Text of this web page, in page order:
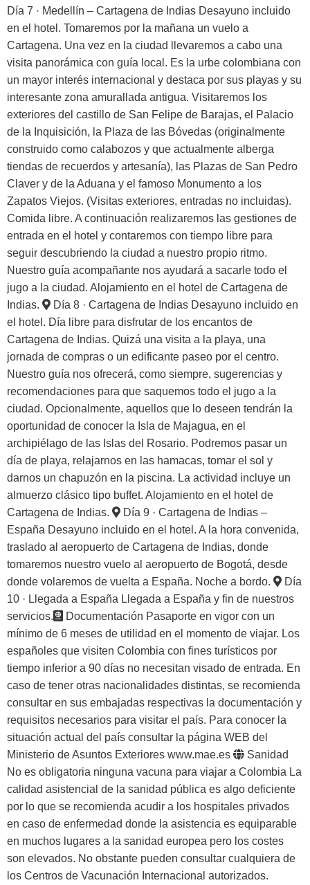
Día 7 · Medellín – Cartagena de Indias Desayuno incluido
en el hotel. Tomaremos por la mañana un vuelo a
Cartagena. Una vez en la ciudad llevaremos a cabo una
visita panorámica con guía local. Es la urbe colombiana con
un mayor interés internacional y destaca por sus playas y su
interesante zona amurallada antigua. Visitaremos los
exteriores del castillo de San Felipe de Barajas, el Palacio
de la Inquisición, la Plaza de las Bóvedas (originalmente
construido como calabozos y que actualmente alberga
tiendas de recuerdos y artesanía), las Plazas de San Pedro
Claver y de la Aduana y el famoso Monumento a los
Zapatos Viejos. (Visitas exteriores, entradas no incluidas).
Comida libre. A continuación realizaremos las gestiones de
entrada en el hotel y contaremos con tiempo libre para
seguir descubriendo la ciudad a nuestro propio ritmo.
Nuestro guía acompañante nos ayudará a sacarle todo el
jugo a la ciudad. Alojamiento en el hotel de Cartagena de
Indias.
Día 8 · Cartagena de Indias Desayuno incluido en
el hotel. Día libre para disfrutar de los encantos de
Cartagena de Indias. Quizá una visita a la playa, una
jornada de compras o un edificante paseo por el centro.
Nuestro guía nos ofrecerá, como siempre, sugerencias y
recomendaciones para que saquemos todo el jugo a la
ciudad. Opcionalmente, aquellos que lo deseen tendrán la
oportunidad de conocer la Isla de Majagua, en el
archipiélago de las Islas del Rosario. Podremos pasar un
día de playa, relajarnos en las hamacas, tomar el sol y
darnos un chapuzón en la piscina. La actividad incluye un
almuerzo clásico tipo buffet. Alojamiento en el hotel de
Cartagena de Indias.
Día 9 · Cartagena de Indias –
España Desayuno incluido en el hotel. A la hora convenida,
traslado al aeropuerto de Cartagena de Indias, donde
tomaremos nuestro vuelo al aeropuerto de Bogotá, desde
donde volaremos de vuelta a España. Noche a bordo.
Día
10 · Llegada a España Llegada a España y fin de nuestros
servicios.
Documentación Pasaporte en vigor con un
mínimo de 6 meses de utilidad en el momento de viajar. Los
españoles que visiten Colombia con fines turísticos por
tiempo inferior a 90 días no necesitan visado de entrada. En
caso de tener otras nacionalidades distintas, se recomienda
consultar en sus embajadas respectivas la documentación y
requisitos necesarios para visitar el país. Para conocer la
situación actual del país consultar la página WEB del
Ministerio de Asuntos Exteriores www.mae.es
Sanidad
No es obligatoria ninguna vacuna para viajar a Colombia La
calidad asistencial de la sanidad pública es algo deficiente
por lo que se recomienda acudir a los hospitales privados
en caso de enfermedad donde la asistencia es equiparable
en muchos lugares a la sanidad europea pero los costes
son elevados. No obstante pueden consultar cualquiera de
los Centros de Vacunación Internacional autorizados.